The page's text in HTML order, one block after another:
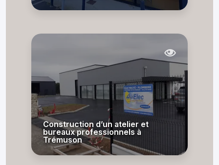
Construction d’un atelier et
bureaux professionnels à
Trémuson